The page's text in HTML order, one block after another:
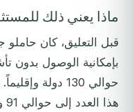
ماذا يعني ذلك
قبل التعليق، كان حاملو
بإمكانية الوصول بدون
حوالي 130 دولة